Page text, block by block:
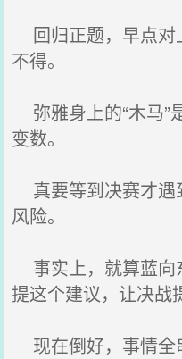
回归正题，早点对
不得。
弥雅身上的“木马”
变数。
真要等到决赛才遇
风险。
事实上，就算蓝向
提这个建议，让决战
现在倒好，事情全